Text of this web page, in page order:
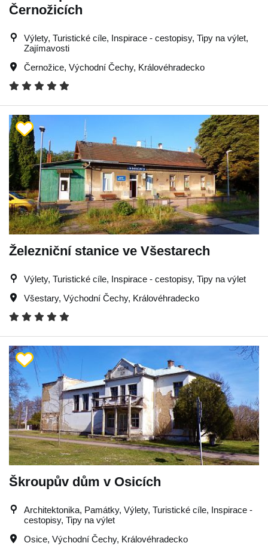
Černožicích
Výlety, Turistické cíle, Inspirace - cestopisy, Tipy na výlet,
Zajímavosti
Černožice, Východní Čechy, Královéhradecko
Železniční stanice ve Všestarech
Výlety, Turistické cíle, Inspirace - cestopisy, Tipy na výlet
Všestary, Východní Čechy, Královéhradecko
Škroupův dům v Osicích
Architektonika, Památky, Výlety, Turistické cíle, Inspirace -
cestopisy, Tipy na výlet
Osice, Východní Čechy, Královéhradecko